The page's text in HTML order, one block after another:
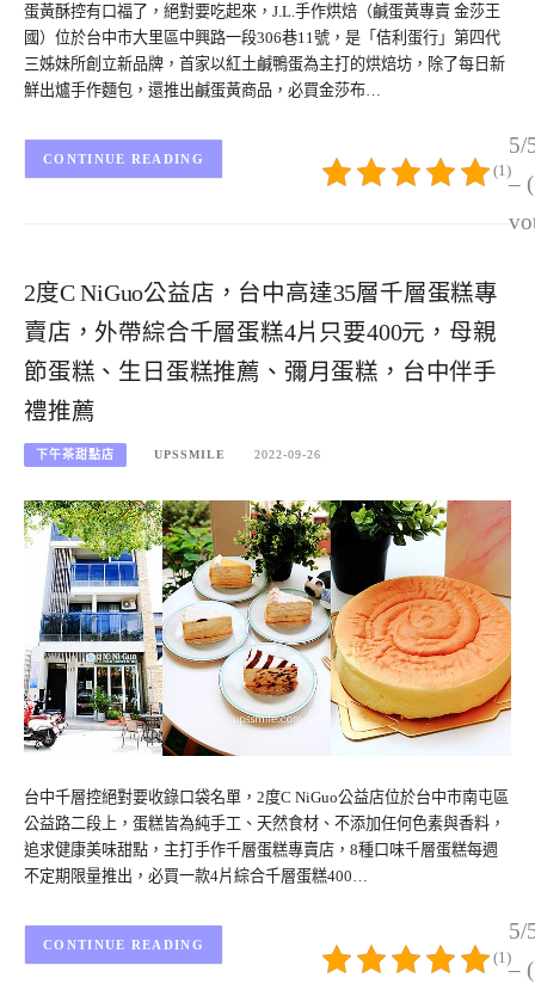
蛋黃酥控有口福了，絕對要吃起來，J.L.手作烘焙（鹹蛋黃專賣 金莎王
國）位於台中市大里區中興路一段306巷11號，是「佶利蛋行」第四代
三姊妹所創立新品牌，首家以紅土鹹鴨蛋為主打的烘焙坊，除了每日新
鮮出爐手作麵包，還推出鹹蛋黃商品，必買金莎布…
5/
–
(1)
CONTINUE READING
2度C NiGuo公益店，台中高達35層千層蛋糕專
賣店，外帶綜合千層蛋糕4片只要400元，母親
節蛋糕、生日蛋糕推薦、彌月蛋糕，台中伴手
禮推薦
下午茶甜點店 UPSSMILE 2022-09-26
台中千層控絕對要收錄口袋名單，2度C NiGuo公益店位於台中市南屯區
公益路二段上，蛋糕皆為純手工、天然食材、不添加任何色素與香料，
追求健康美味甜點，主打手作千層蛋糕專賣店，8種口味千層蛋糕每週
不定期限量推出，必買一款4片綜合千層蛋糕400…
5/
–
(1)
CONTINUE READING